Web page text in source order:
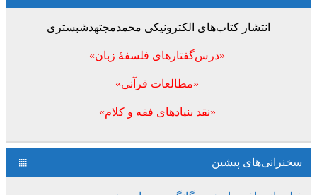
انتشار کتاب‌های الکترونیکی محمدمجتهدشبستری
«درس‌گفتارهای فلسفۀ زبان»
«مطالعات قرآنی»
«نقد بنیادهای فقه و کلام»
سخنرانی‌های پیشین